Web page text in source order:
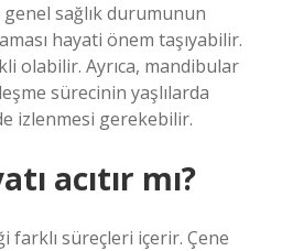
sağlık durumunun
hayati önem taşıyabilir.
olabilir. Ayrıca, mandibular
sürecinin yaşlılarda
izlenmesi gerekebilir.
acıtır mı?
farklı süreçleri içerir. Çene